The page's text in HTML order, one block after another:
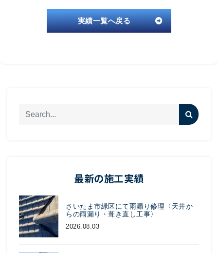
実績一覧へ戻る
最新の施工実績
さいたま市緑区にて雨漏り修理〈天井か
らの雨漏り・葺き直し工事〉
2026.08.03